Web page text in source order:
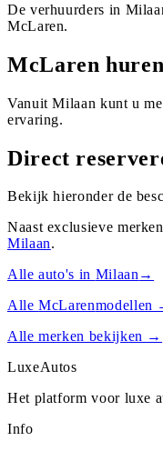
De verhuurders in
McLaren.
McLaren
Vanuit Milaan kunt u
ervaring.
Direct
Bekijk hieronder de
Naast exclusieve
Milaan.
Alle auto's in Milaan→
AlleMcLarenmodellen
Alle merken bekijken →
LuxeAutos
Het platform voor luxe
Info